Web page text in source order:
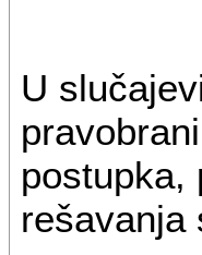
U
postupka,
rešavanja